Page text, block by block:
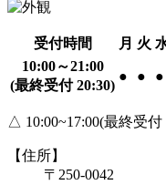
受付時間 月 火
10:00～21:00
(最終受付 20:30)
● ● ●
△ 10:00~17:00(最終受
【住所】
〒250-0042